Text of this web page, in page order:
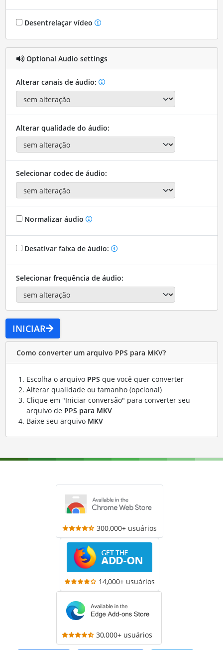
Desentrelaçar vídeo
Optional Audio settings
Alterar canais de áudio:
Alterar qualidade do áudio:
Selecionar codec de áudio:
Normalizar áudio
Desativar faixa de áudio:
Selecionar frequência de áudio:
INICIAR
Como converter um arquivo PPS para MKV?
Escolha o arquivo PPS que você quer converter
Alterar qualidade ou tamanho (opcional)
Clique em "Iniciar conversão" para converter seu
arquivo de PPS para MKV
Baixe seu arquivo MKV
300,000+ usuários
14,000+ usuários
30,000+ usuários